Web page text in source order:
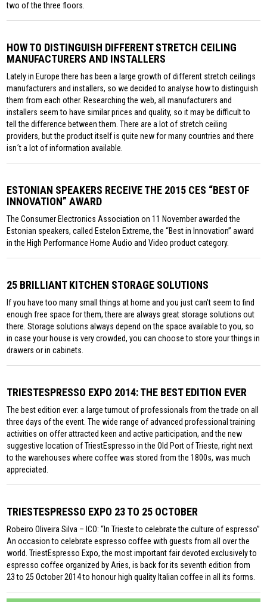
two of the three floors.
HOW TO DISTINGUISH DIFFERENT STRETCH CEILING
MANUFACTURERS AND INSTALLERS
Lately in Europe there has been a large growth of different stretch ceilings
manufacturers and installers, so we decided to analyse how to distinguish
them from each other. Researching the web, all manufacturers and
installers seem to have similar prices and quality, so it may be difficult to
tell the difference between them. There are a lot of stretch ceiling
providers, but the product itself is quite new for many countries and there
isn´t a lot of information available.
ESTONIAN SPEAKERS RECEIVE THE 2015 CES “BEST OF
INNOVATION” AWARD
The Consumer Electronics Association on 11 November awarded the
Estonian speakers, called Estelon Extreme, the “Best in Innovation” award
in the High Performance Home Audio and Video product category.
25 BRILLIANT KITCHEN STORAGE SOLUTIONS
If you have too many small things at home and you just can’t seem to find
enough free space for them, there are always great storage solutions out
there. Storage solutions always depend on the space available to you, so
in case your house is very crowded, you can choose to store your things in
drawers or in cabinets.
TRIESTESPRESSO EXPO 2014: THE BEST EDITION EVER
The best edition ever: a large turnout of professionals from the trade on all
three days of the event. The wide range of advanced professional training
activities on offer attracted keen and active participation, and the new
suggestive location of TriestEspresso in the Old Port of Trieste, right next
to the warehouses where coffee was stored from the 1800s, was much
appreciated.
TRIESTESPRESSO EXPO 23 TO 25 OCTOBER
Robeiro Oliveira Silva – ICO: “In Trieste to celebrate the culture of espresso”
An occasion to celebrate espresso coffee with guests from all over the
world. TriestEspresso Expo, the most important fair devoted exclusively to
espresso coffee organized by Aries, is back for its seventh edition from
23 to 25 October 2014 to honour high quality Italian coffee in all its forms.